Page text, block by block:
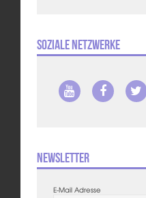
Soziale Netzwerke
Newsletter
E-Mail Adresse